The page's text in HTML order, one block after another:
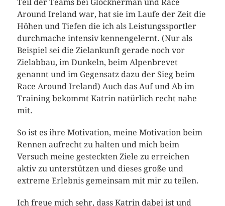
Teil der Teams bei Glocknerman und Race
Around Ireland war, hat sie im Laufe der Zeit die
Höhen und Tiefen die ich als Leistungssportler
durchmache intensiv kennengelernt. (Nur als
Beispiel sei die Zielankunft gerade noch vor
Zielabbau, im Dunkeln, beim Alpenbrevet
genannt und im Gegensatz dazu der Sieg beim
Race Around Ireland) Auch das Auf und Ab im
Training bekommt Katrin natürlich recht nahe
mit.
So ist es ihre Motivation, meine Motivation beim
Rennen aufrecht zu halten und mich beim
Versuch meine gesteckten Ziele zu erreichen
aktiv zu unterstützen und dieses große und
extreme Erlebnis gemeinsam mit mir zu teilen.
Ich freue mich sehr, dass Katrin dabei ist und